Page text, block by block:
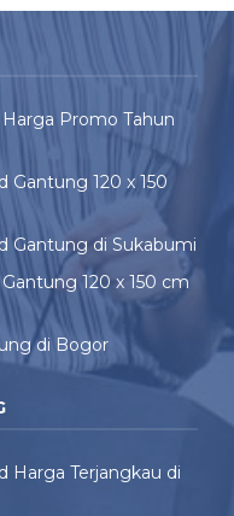
Promo Tahun
Gantung 120 x 150
Gantung di Sukabumi
120 x 150 cm
di Bogor
Harga Terjangkau di